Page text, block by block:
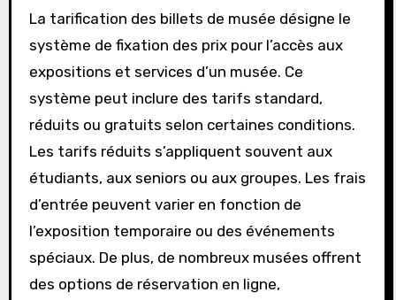
La tarification des billets de musée désigne le
système de fixation des prix pour l’accès aux
expositions et services d’un musée. Ce
système peut inclure des tarifs standard,
réduits ou gratuits selon certaines conditions.
Les tarifs réduits s’appliquent souvent aux
étudiants, aux seniors ou aux groupes. Les frais
d’entrée peuvent varier en fonction de
l’exposition temporaire ou des événements
spéciaux. De plus, de nombreux musées offrent
des options de réservation en ligne,